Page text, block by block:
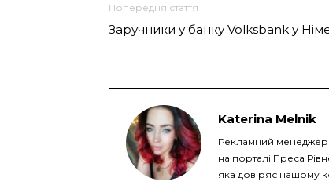
Попередня стаття
Заручники у банку Volksbank у
Katerina Melnik
Рекламний менеджер
на порталі Преса
яка довіряє нашому